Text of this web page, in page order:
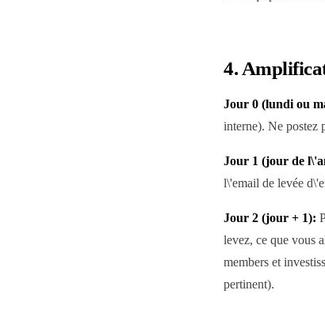
4.
Jour 0 (lundi ou
interne). Ne postez
Jour 1 (jour de
l\'email de levée
Jour 2 (jour + 1):
levez, ce que vous
members et
pertinent).